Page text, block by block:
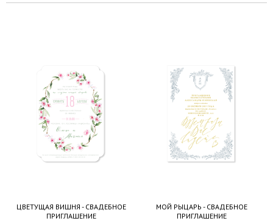
ЦВЕТУЩАЯ ВИШНЯ - СВАДЕБНОЕ
ПРИГЛАШЕНИЕ
МОЙ РЫЦАРЬ - СВАДЕБНОЕ
ПРИГЛАШЕНИЕ